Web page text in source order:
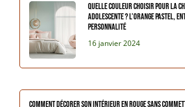
Quelle couleur choisir pour la
adolescente ? L’orange pastel,
personnalité
16 janvier 2024
Comment décorer son intérieur en rouge sans